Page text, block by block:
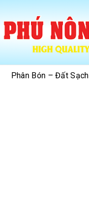
Phân Bón – Đất Sạch